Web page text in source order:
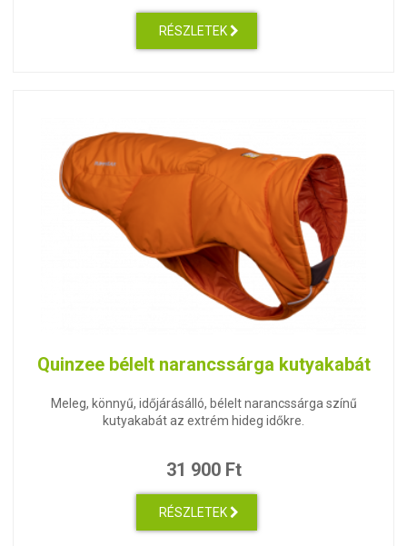
RÉSZLETEK
Quinzee bélelt narancssárga kutyakabát
Meleg, könnyű, időjárásálló, bélelt narancssárga színű
kutyakabát az extrém hideg időkre.
31 900 Ft
RÉSZLETEK